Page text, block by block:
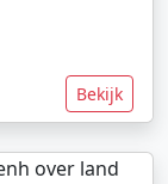
Bekijk